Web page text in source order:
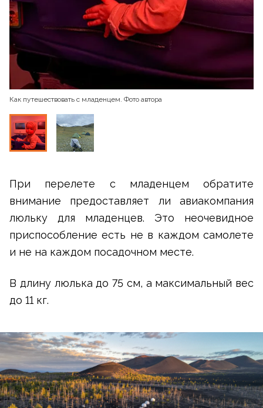
Как путешествовать с младенцем. Фото автора
При перелете с младенцем обратите
внимание предоставляет ли авиакомпания
люльку для младенцев. Это неочевидное
приспособление есть не в каждом самолете
и не на каждом посадочном месте.
В длину люлька до 75 см, а максимальный вес
до 11 кг.